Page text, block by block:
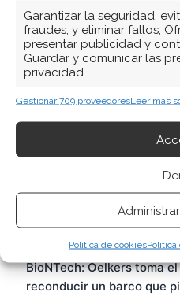
Garantizar la seguridad,
fraudes, y eliminar fallos,
presentar publicidad y
Guardar y comunicar las
privacidad.
Gestionar 709 proveedoresLeer más
Política de cookiesPolítica
BUSCAR
ARTÍCULOS
BYD: el desafío de
propio objetivo anual
7 Ago 2026
BioNTech: Oelkers toma
reconducir un barco que